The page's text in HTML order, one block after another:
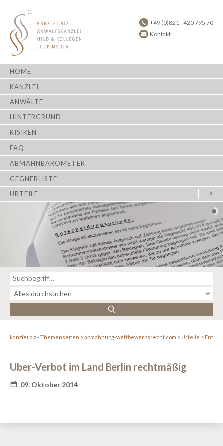
+49 (0)821 - 420 795 70
Kontakt
HOME
KANZLEI
ANWÄLTE
HINTERGRUND
RISIKEN
FAQ
ABMAHNBAROMETER
GEGNERLISTE
URTEILE
kanzlei.biz - Themenseiten abmahnung-wettbewerbsrecht.com Urteile
Uber-Verbot im Land Berlin rechtmäßig
09. Oktober 2014